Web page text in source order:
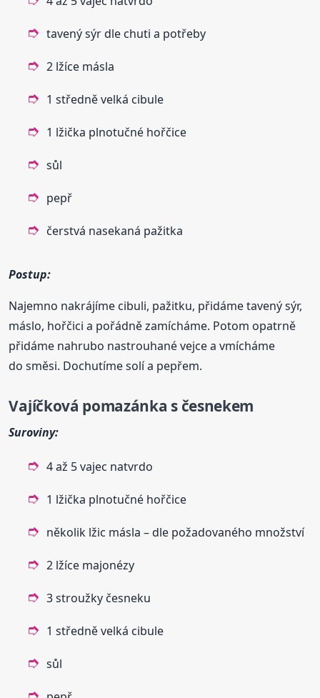
tavený sýr dle chuti a potřeby
2 lžíce másla
1 středně velká cibule
1 lžička plnotučné hořčice
sůl
pepř
čerstvá nasekaná pažitka
Postup:
Najemno nakrájíme cibuli, pažitku, přidáme tavený sýr,
máslo, hořčici a pořádně zamícháme. Potom opatrně
přidáme nahrubo nastrouhané vejce a vmícháme
do směsi. Dochutíme solí a pepřem.
Vajíčková pomazánka s česnekem
Suroviny:
4 až 5 vajec natvrdo
1 lžička plnotučné hořčice
několik lžic másla – dle požadovaného množství
2 lžíce majonézy
3 stroužky česneku
1 středně velká cibule
sůl